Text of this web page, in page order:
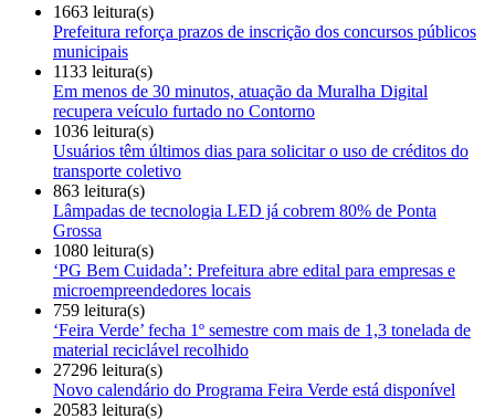
1663 leitura(s)
Prefeitura reforça prazos de inscrição dos concursos públicos
municipais
1133 leitura(s)
Em menos de 30 minutos, atuação da Muralha Digital
recupera veículo furtado no Contorno
1036 leitura(s)
Usuários têm últimos dias para solicitar o uso de créditos do
transporte coletivo
863 leitura(s)
Lâmpadas de tecnologia LED já cobrem 80% de Ponta
Grossa
1080 leitura(s)
‘PG Bem Cuidada’: Prefeitura abre edital para empresas e
microempreendedores locais
759 leitura(s)
‘Feira Verde’ fecha 1º semestre com mais de 1,3 tonelada de
material reciclável recolhido
27296 leitura(s)
Novo calendário do Programa Feira Verde está disponível
20583 leitura(s)